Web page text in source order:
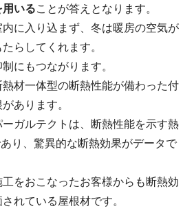
用いることが答えとなります。
に入り込まず、冬は暖房の空気が
らしてくれます。
にもつながります。
材一体型の断熱性能が備わった付
あります。
ガルテクトは、断熱性能を示す熱
り、驚異的な断熱効果がデータで
をおこなったお客様からも断熱効
れている屋根材です。